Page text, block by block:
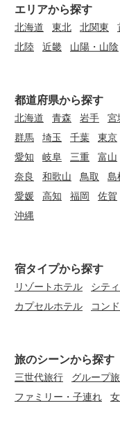
エリアから探す
北海道 東北 北関東
北陸 近畿 山陽・山陰
都道府県から探す
北海道 青森 岩手 宮
群馬 埼玉 千葉 東京
愛知
岐阜 三重 富山
奈良
和歌山 鳥取 島
愛媛 高知 福岡 佐賀
沖縄
宿タイプから探す
リゾートホテル シテ
カプセルホテル
コン
旅のシーンから探す
三世代旅行 グループ
ファミリー・子連れ